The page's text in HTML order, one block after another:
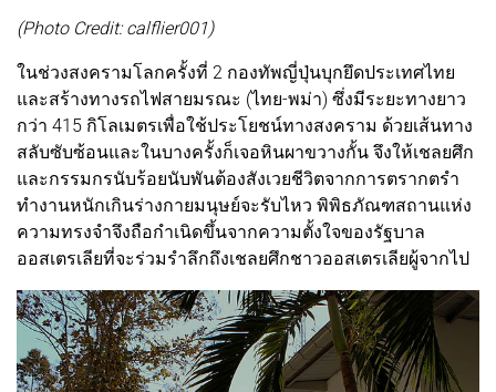
(Photo Credit: calflier001)
ในช่วงสงครามโลกครั้งที่ 2 กองทัพญี่ปุ่นบุกยึดประเทศไทย
และสร้างทางรถไฟสายมรณะ (ไทย-พม่า) ซึ่งมีระยะทางยาว
กว่า 415 กิโลเมตรเพื่อใช้ประโยชน์ทางสงคราม ด้วยเส้นทาง
สลับซับซ้อนและในบางครั้งก็เจอหินผาขวางกั้น จึงให้เชลยศึก
และกรรมกรนับร้อยนับพันต้องสังเวยชีวิตจากการตรากตรำ
ทำงานหนักเกินร่างกายมนุษย์จะรับไหว พิพิธภัณฑสถานแห่ง
ความทรงจำจึงถือกำเนิดขึ้นจากความตั้งใจของรัฐบาล
ออสเตรเลียที่จะร่วมรำลึกถึงเชลยศึกชาวออสเตรเลียผู้จากไป